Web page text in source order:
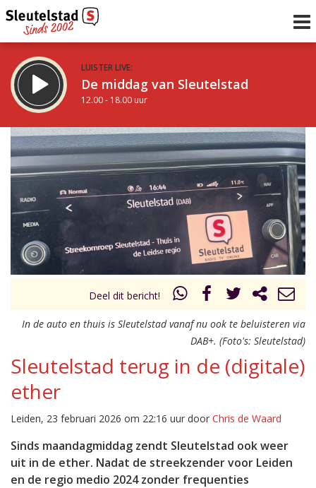
LUISTER LIVE:
De middag van Sleutelstad
12.00 - 18.00 uur
STRAKS:
De avond van Sleutelstad
18.00 - 19.00 uur
Vorig uur
uur 1 van 0 Volgend uur
Deel dit bericht!
In de auto en thuis is Sleutelstad vanaf nu ook te beluisteren via
DAB+. (Foto's: Sleutelstad)
Sleutelstad terug in de (digitale)
ether
Leiden, 23 februari 2026 om 22:16 uur door Chris de Waard
Sinds maandagmiddag zendt Sleutelstad ook weer
uit in de ether. Nadat de streekzender voor Leiden
en de regio medio 2024 zonder frequenties